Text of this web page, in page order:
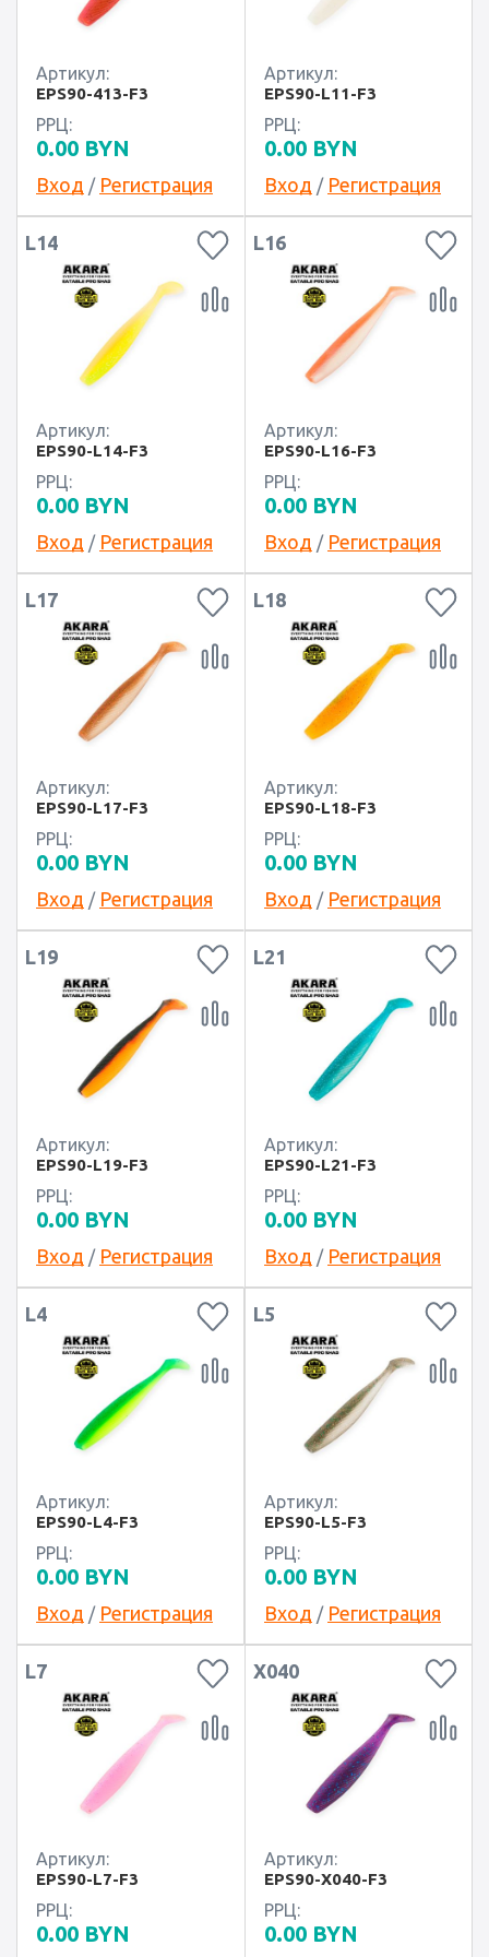
Артикул:
EPS90-413-F3
РРЦ:
0.00 BYN
Вход / Регистрация
Артикул:
EPS90-L11-F3
РРЦ:
0.00 BYN
Вход / Регистрация
L14
Артикул:
EPS90-L14-F3
РРЦ:
0.00 BYN
Вход / Регистрация
L16
Артикул:
EPS90-L16-F3
РРЦ:
0.00 BYN
Вход / Регистрация
L17
Артикул:
EPS90-L17-F3
РРЦ:
0.00 BYN
Вход / Регистрация
L18
Артикул:
EPS90-L18-F3
РРЦ:
0.00 BYN
Вход / Регистрация
L19
Артикул:
EPS90-L19-F3
РРЦ:
0.00 BYN
Вход / Регистрация
L21
Артикул:
EPS90-L21-F3
РРЦ:
0.00 BYN
Вход / Регистрация
L4
Артикул:
EPS90-L4-F3
РРЦ:
0.00 BYN
Вход / Регистрация
L5
Артикул:
EPS90-L5-F3
РРЦ:
0.00 BYN
Вход / Регистрация
L7
Артикул:
EPS90-L7-F3
РРЦ:
0.00 BYN
X040
Артикул:
EPS90-X040-F3
РРЦ:
0.00 BYN